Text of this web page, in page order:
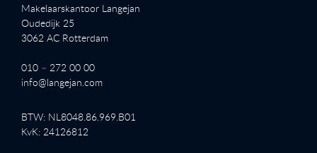
Makelaarskantoor Langejan
Oudedijk 25
3062 AC Rotterdam
010 – 272 00 00
info@langejan.com
BTW: NL8048.86.969.B01
KvK: 24126812